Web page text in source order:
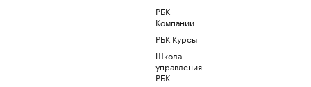
РБК
Компании
РБК Курсы
Школа
управления
РБК